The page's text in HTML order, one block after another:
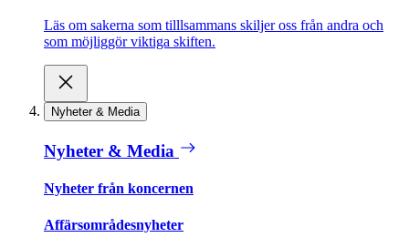
Läs om sakerna som tilllsammans skiljer oss från andra och
som möjliggör viktiga skiften.
Nyheter & Media
Nyheter & Media
Nyheter från koncernen
Affärsområdesnyheter